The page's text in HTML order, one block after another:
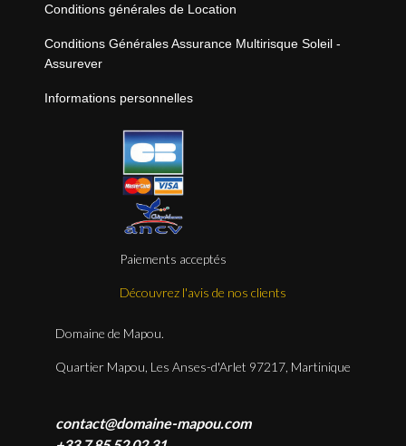
Conditions générales de Location
Conditions Générales Assurance Multirisque Soleil -
Assurever
Informations personnelles
Paiements acceptés
Découvrez l'avis de nos clients
Domaine de Mapou.
Quartier Mapou, Les Anses-d'Arlet 97217, Martinique
contact@domaine-mapou.com